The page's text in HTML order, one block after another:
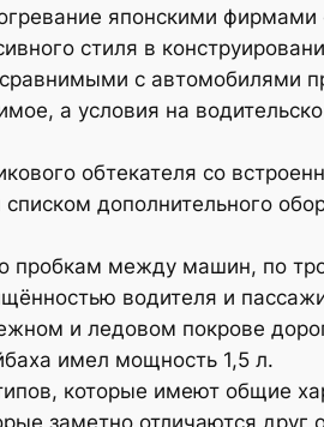
японскими
стиля в
с автомобилями
а условия на
обтекателя со
дополнительного
пробкам между машин, по
водителя и
и ледовом покрове
имел мощность 1,5 л.
которые имеют общие